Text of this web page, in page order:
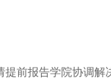
前报告学院协调解